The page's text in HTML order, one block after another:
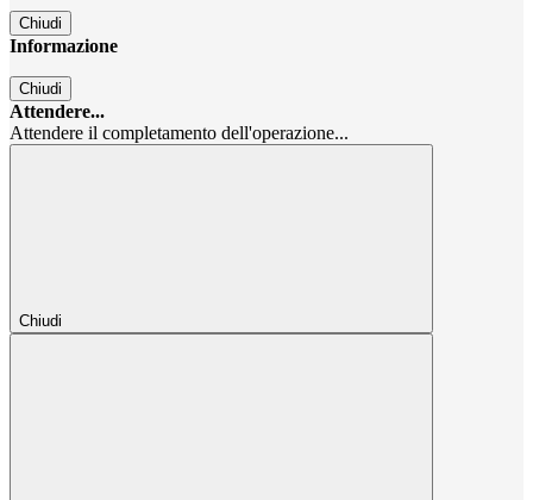
Chiudi
Informazione
Chiudi
Attendere...
Attendere il completamento dell'operazione...
Chiudi